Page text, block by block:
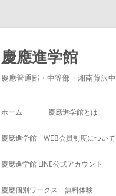
コ
テ
ン
ツ
へ
ス
慶應進学館
慶應普通部・中等部・湘南藤沢
ホーム 慶應進学館とは
慶應進学館 WEB会員制度について
慶應進学館 LINE公式アカウント
慶應個別ワークス 無料体験